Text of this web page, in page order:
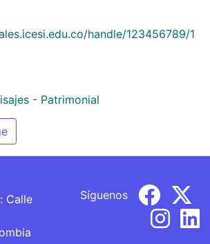
handle/123456789/1
- Patrimonial
Calle
Síguenos